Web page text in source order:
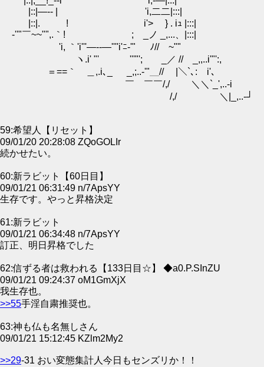
|::|―-- | 'i,二二|:::|
|::|. ! i'> } . iｭ |:::|
-''"￣~~"",.｀! ; _ノ _,...、|:::|
'i, ｀'i'''―--―''''i'ﾆ-'" ﾉ//￣~""
ヽ.i' "' '''"'; _／ // _,,..i'"':,
＝==｀ゝ＿,.i､_ _,;..-'"＿// |＼`､: i'､
￣ ￣￣/,/ ＼＼`_',..-i
/,/ ＼|_,..-┘
59:希望人【リセット】
09/01/20 20:28:08 ZQoGOLIr
続かせたい。
60:新ラビット【60日目】
09/01/21 06:31:49 n/7ApsYY
生存です。やっと昇格決定
61:新ラビット
09/01/21 06:34:48 n/7ApsYY
訂正、明日昇格でした
62:信ずる者は救われる【133日目☆】 ◆a0.P.SInZU
09/01/21 09:24:37 oM1GmXjX
我生存也。
>>55手淫自粛推奨也。
63:神も仏も名無しさん
09/01/21 15:12:45 KZlm2My2
>>29-31 おい変態集計人今日もセンズリか！！